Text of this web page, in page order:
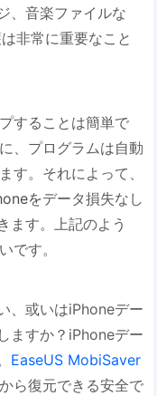
、音楽ファイルな
非常に重要なこと
することは簡単で
、プログラムは自動
す。それによって、
をデータ損失なし
ます。上記のよう
です。
、或いはiPhoneデー
ますか？iPhoneデー
EaseUS MobiSaver
ら復元できる安全で